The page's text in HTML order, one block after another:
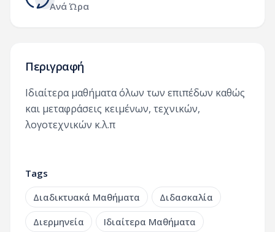
Ανά Ώρα
Περιγραφή
Ιδιαίτερα μαθήματα όλων των επιπέδων καθώς
και μεταφράσεις κειμένων, τεχνικών,
λογοτεχνικών κ.λ.π
Tags
Διαδικτυακά Μαθήματα
Διδασκαλία
Διερμηνεία
Ιδιαίτερα Μαθήματα